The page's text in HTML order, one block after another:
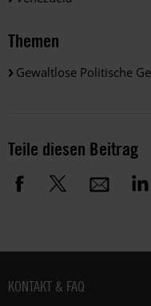
Themen
Gewaltlose Politische
Teile diesen Beitrag
Fußbereich
KONTAKT & FAQ